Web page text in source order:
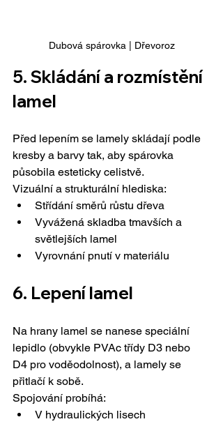
Dubová spárovka | Dřevoroz
5. Skládání a rozmístění
lamel
Před lepením se lamely skládají podle
kresby a barvy tak, aby spárovka
působila esteticky celistvě.
Vizuální a strukturální hlediska:
Střídání směrů růstu dřeva
Vyvážená skladba tmavších a
světlejších lamel
Vyrovnání pnutí v materiálu
6. Lepení lamel
Na hrany lamel se nanese speciální
lepidlo (obvykle PVAc třídy D3 nebo
D4 pro voděodolnost), a lamely se
přitlačí k sobě.
Spojování probíhá:
V hydraulických lisech